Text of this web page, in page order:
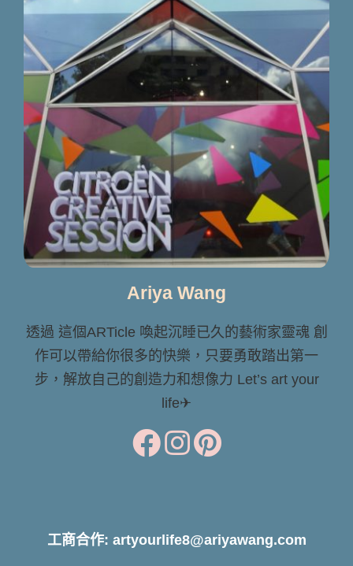
Ariya Wang
透過 這個ARTicle 喚起沉睡已久的藝術家靈魂 創
作可以帶給你很多的快樂，只要勇敢踏出第一
步，解放自己的創造力和想像力 Let’s art your
life✈
工商合作: artyourlife8@ariyawang.com